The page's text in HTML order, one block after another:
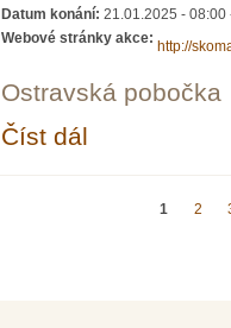
Datum konání: 21.01.2025 - 08:00
Webové stránky akce:
http://
Ostravská pobočka
Číst dál
1 2